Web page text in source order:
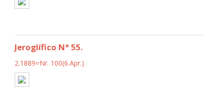
Jeroglífico N° 55.
2.1889=Nr. 100(6.Apr.)